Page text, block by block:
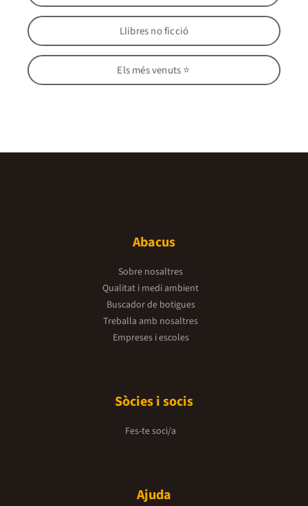
Llibres no ficció
Els més venuts ⭐
Abacus
Sobre nosaltres
Qualitat i medi ambient
Buscador de botigues
Treballa amb nosaltres
Empreses i escoles
Sòcies i socis
Fes-te soci/a
Ajuda